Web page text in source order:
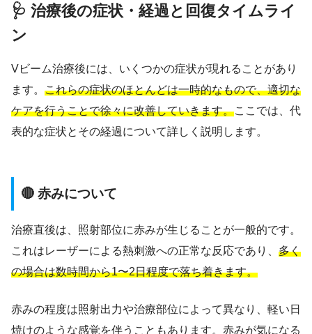
🩺 治療後の症状・経過と回復タイムライ
ン
Vビーム治療後には、いくつかの症状が現れることがあり
ます。 これらの症状のほとんどは一時的なもので、適切な
ケアを行うことで徐々に改善していきます。ここでは、代
表的な症状とその経過について詳しく説明します。
🔴 赤みについて
治療直後は、照射部位に赤みが生じることが一般的です。
これはレーザーによる熱刺激への正常な反応であり、 多く
の場合は数時間から1〜2日程度で落ち着きます。
赤みの程度は照射出力や治療部位によって異なり、軽い日
焼けのような感覚を伴うこともあります。赤みが気になる